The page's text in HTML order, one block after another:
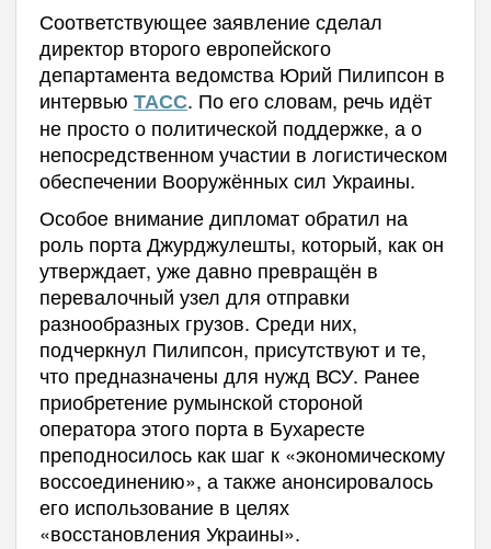
Соответствующее заявление сделал
директор второго европейского
департамента ведомства Юрий Пилипсон в
интервью ТАСС. По его словам, речь идёт
не просто о политической поддержке, а о
непосредственном участии в логистическом
обеспечении Вооружённых сил Украины.
Особое внимание дипломат обратил на
роль порта Джурджулешты, который, как он
утверждает, уже давно превращён в
перевалочный узел для отправки
разнообразных грузов. Среди них,
подчеркнул Пилипсон, присутствуют и те,
что предназначены для нужд ВСУ. Ранее
приобретение румынской стороной
оператора этого порта в Бухаресте
преподносилось как шаг к «экономическому
воссоединению», а также анонсировалось
его использование в целях
«восстановления Украины».